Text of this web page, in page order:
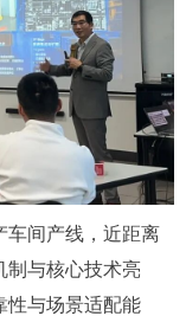
车间产线，近距离
制与核心技术亮
性与场景适配能